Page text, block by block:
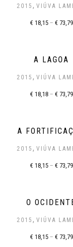
2015,VIÚVA
€ 18,15– € 73,79
A LAGOA
2015,VIÚVA
€ 18,18– € 73,79
A
2015,VIÚVA
€ 18,15– € 73,79
O
2015,VIÚVA
€ 18,15– € 73,79